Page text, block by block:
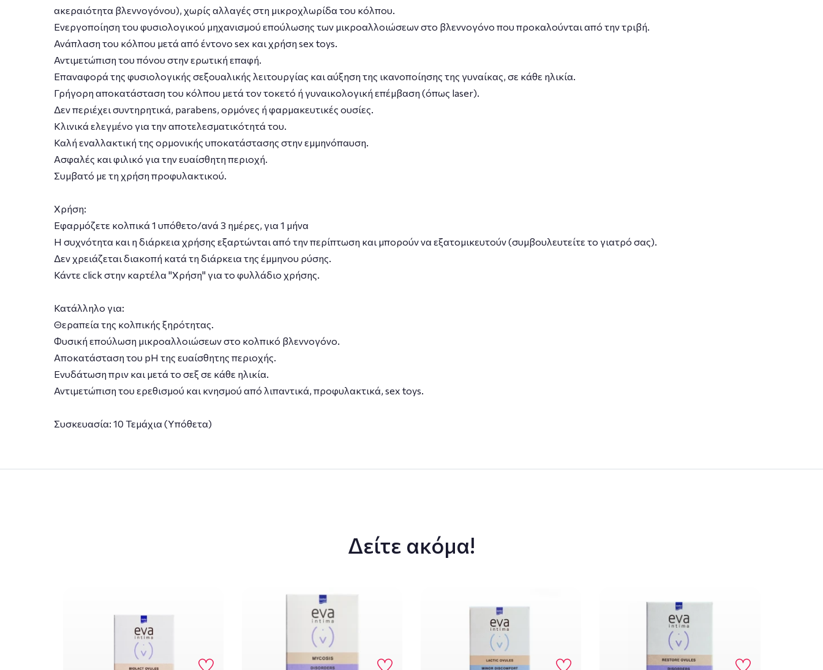
ακεραιότητα βλεννογόνου), χωρίς αλλαγές στη μικροχλωρίδα του κόλπου.
Ενεργοποίηση του φυσιολογικού μηχανισμού επούλωσης των μικροαλλοιώσεων στο βλεννογόνο που προκαλούνται από την τριβή.
Ανάπλαση του κόλπου μετά από έντονο sex και χρήση sex toys.
Αντιμετώπιση του πόνου στην ερωτική επαφή.
Επαναφορά της φυσιολογικής σεξουαλικής λειτουργίας και αύξηση της ικανοποίησης της γυναίκας, σε κάθε ηλικία.
Γρήγορη αποκατάσταση του κόλπου μετά τον τοκετό ή γυναικολογική επέμβαση (όπως laser).
Δεν περιέχει συντηρητικά, parabens, ορμόνες ή φαρμακευτικές ουσίες.
Κλινικά ελεγμένο για την αποτελεσματικότητά του.
Καλή εναλλακτική της ορμονικής υποκατάστασης στην εμμηνόπαυση.
Ασφαλές και φιλικό για την ευαίσθητη περιοχή.
Συμβατό με τη χρήση προφυλακτικού.
Χρήση:
Εφαρμόζετε κολπικά 1 υπόθετο/ανά 3 ημέρες, για 1 μήνα
Η συχνότητα και η διάρκεια χρήσης εξαρτώνται από την περίπτωση και μπορούν να εξατομικευτούν (συμβουλευτείτε το γιατρό σας).
Δεν χρειάζεται διακοπή κατά τη διάρκεια της έμμηνου ρύσης.
Κάντε click στην καρτέλα "Χρήση" για το φυλλάδιο χρήσης.
Κατάλληλο για:
Θεραπεία της κολπικής ξηρότητας.
Φυσική επούλωση μικροαλλοιώσεων στο κολπικό βλεννογόνο.
Αποκατάσταση του pH της ευαίσθητης περιοχής.
Ενυδάτωση πριν και μετά το σεξ σε κάθε ηλικία.
Αντιμετώπιση του ερεθισμού και κνησμού από λιπαντικά, προφυλακτικά, sex toys.
Συσκευασία: 10 Τεμάχια (Υπόθετα)
Δείτε ακόμα!